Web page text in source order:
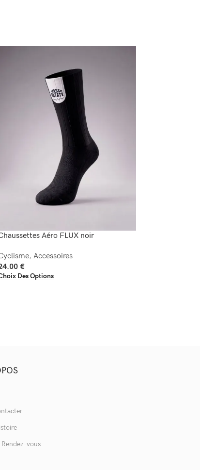
Aéro FLUX noir
, Accessoires
€
Des Options
Rendez-vous